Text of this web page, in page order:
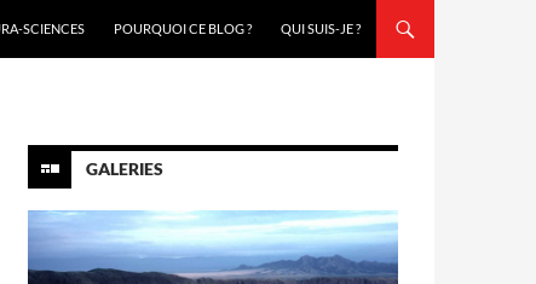
SCIENCES
POURQUOI CE BLOG ? QUI SUIS-JE ?
GALERIES